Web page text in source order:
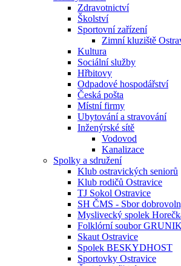
Zdravotnictví
Školství
Sportovní zařízení
Zimní kluziště
Kultura
Sociální služby
Hřbitovy
Odpadové hospodářství
Česká pošta
Místní firmy
Ubytování a stravování
Inženýrské sítě
Vodovod
Kanalizace
Spolky a sdružení
Klub ostravických seniorů
Klub rodičů Ostravice
TJ Sokol Ostravice
SH ČMS - Sbor
Myslivecký spolek
Folklórní soubor
Skaut Ostravice
Spolek BESKYDHOST
Sportovky Ostravice